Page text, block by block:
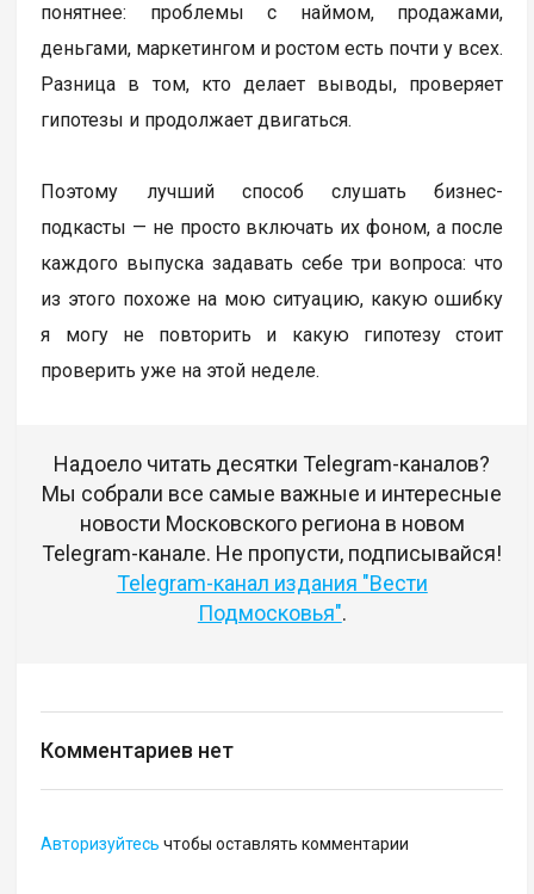
понятнее: проблемы с наймом, продажами,
деньгами, маркетингом и ростом есть почти у всех.
Разница в том, кто делает выводы, проверяет
гипотезы и продолжает двигаться.
Поэтому лучший способ слушать бизнес-
подкасты — не просто включать их фоном, а после
каждого выпуска задавать себе три вопроса: что
из этого похоже на мою ситуацию, какую ошибку
я могу не повторить и какую гипотезу стоит
проверить уже на этой неделе.
Надоело читать десятки Telegram-каналов?
Мы собрали все самые важные и интересные
новости Московского региона в новом
Telegram-канале. Не пропусти, подписывайся!
Telegram-канал издания "Вести
Подмосковья".
Комментариев нет
Авторизуйтесь чтобы оставлять комментарии